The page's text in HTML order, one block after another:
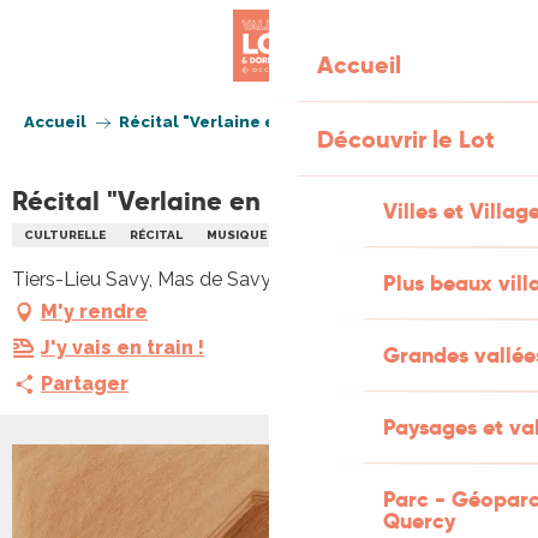
Accueil
Découvrir le Lot
Villes et
Plus beaux
Grandes
Paysages et
Parc -
Quercy
Accueil Récital "Verlaine en musique"
Récital "Verlaine en musique"
CULTURELLE RÉCITAL MUSIQUE
Tiers-Lieu Savy, Mas de Savy, 46300 Saint-Projet
M'y rendre
J'y vais en train !
Partager